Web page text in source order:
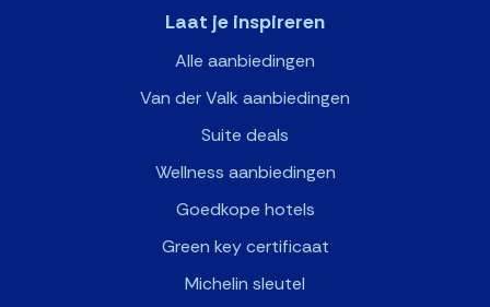
Laat je inspireren
Alle aanbiedingen
Van der Valk aanbiedingen
Suite deals
Wellness aanbiedingen
Goedkope hotels
Green key certificaat
Michelin sleutel